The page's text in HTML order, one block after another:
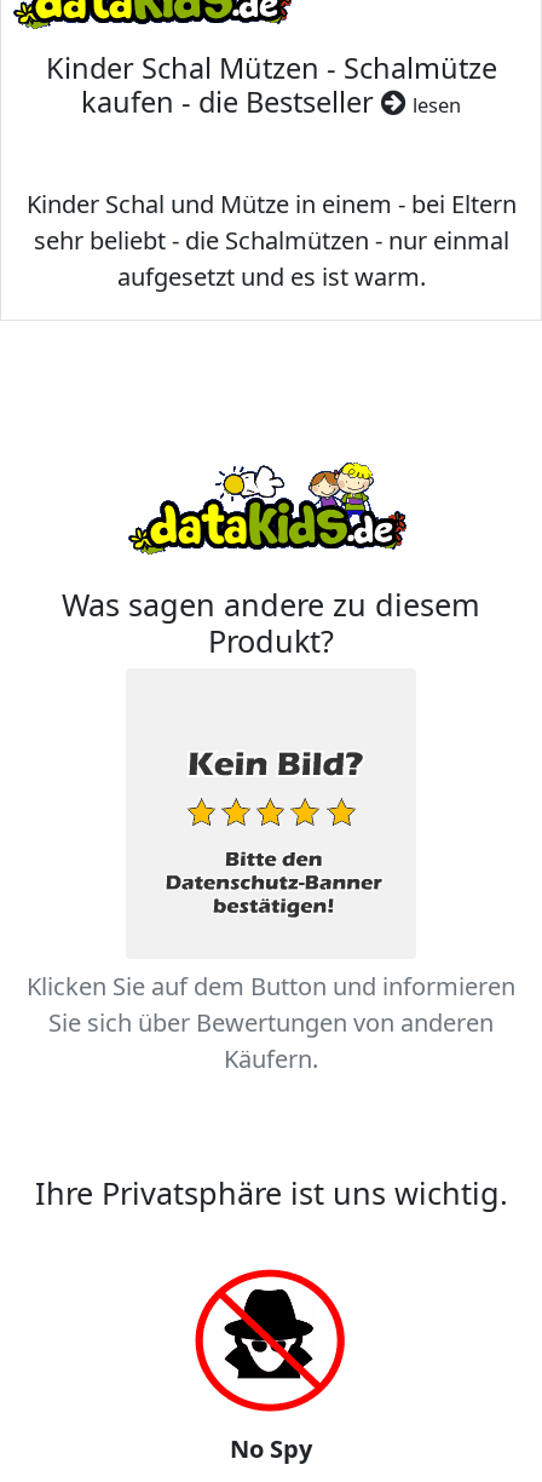
Kinder Schal Mützen - Schalmütze
kaufen - die Bestseller
lesen
Kinder Schal und Mütze in einem - bei Eltern
sehr beliebt - die Schalmützen - nur einmal
aufgesetzt und es ist warm.
Was sagen andere zu diesem
Produkt?
Klicken Sie auf dem Button und informieren
Sie sich über Bewertungen von anderen
Käufern.
Ihre Privatsphäre ist uns wichtig.
No Spy